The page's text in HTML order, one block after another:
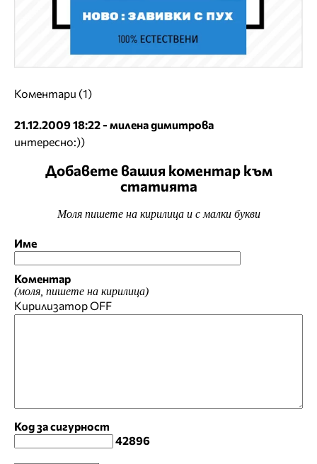
Коментари (1)
21.12.2009 18:22 - милена димитрова
интересно:))
Добавете вашия коментар към
статията
Моля пишете на кирилица и с малки букви
Име
Коментар
(моля, пишете на кирилица)
КирилизаторOFF
Код за сигурност
42896